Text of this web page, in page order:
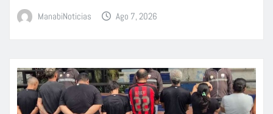
ManabiNoticias Ago 7, 2026